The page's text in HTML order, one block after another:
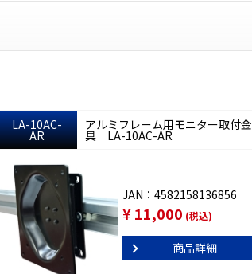
LA-10AC-
AR
アルミフレーム用モニター取付金
具 LA-10AC-AR
JAN：4582158136856
¥ 11,000 (税込)
商品詳細